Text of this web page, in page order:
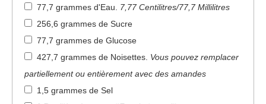
77,7 grammes d'Eau
7,77 Centilitres/77,7 Millilitres
256,6 grammes de Sucre
77,7 grammes de Glucose
427,7 grammes de Noisettes Vous pouvez remplacer
partiellement ou entièrement avec des amandes
1,5 grammes de Sel